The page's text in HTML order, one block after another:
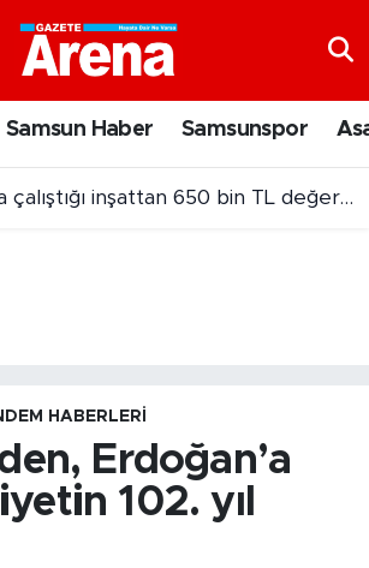
Samsun Haber Samsunspor
inşattan 650 bin TL değerinde kablo çaldı!
HABERLERI
Erdoğan’a
102. yıl
Vakitleri
Durumu ve Fikstür
Haberleri